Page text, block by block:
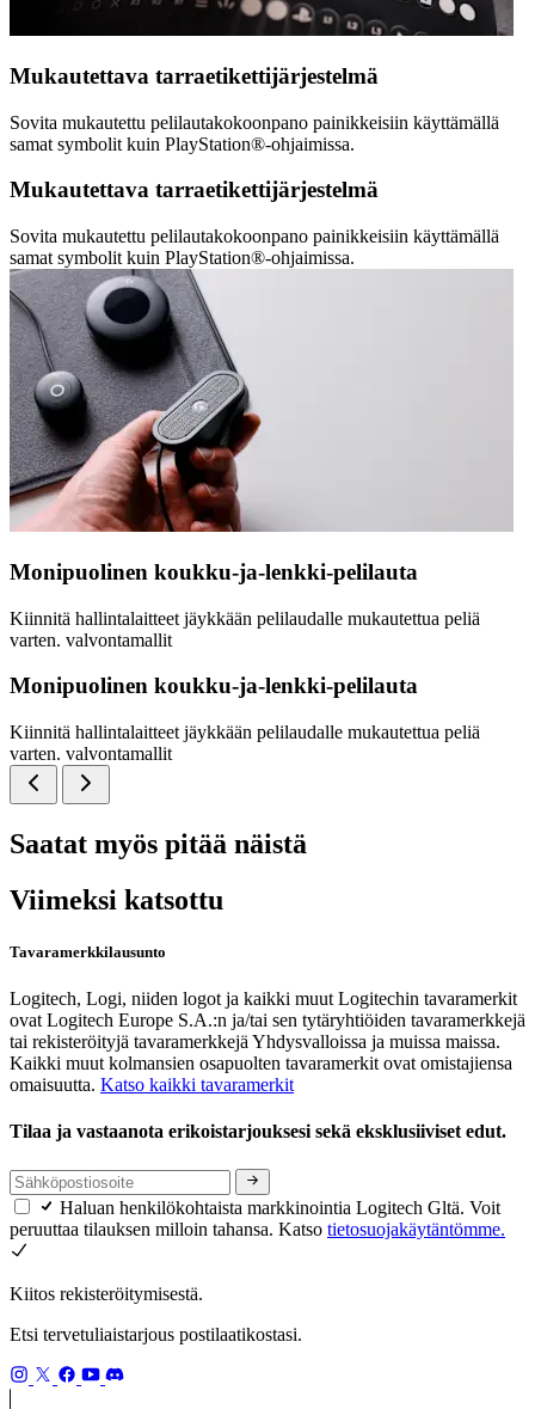
Mukautettava tarraetikettijärjestelmä
Sovita mukautettu pelilautakokoonpano painikkeisiin käyttämällä
samat symbolit kuin PlayStation®-ohjaimissa.
Mukautettava tarraetikettijärjestelmä
Sovita mukautettu pelilautakokoonpano painikkeisiin käyttämällä
samat symbolit kuin PlayStation®-ohjaimissa.
Monipuolinen koukku-ja-lenkki-pelilauta
Kiinnitä hallintalaitteet jäykkään pelilaudalle mukautettua peliä
varten. valvontamallit
Monipuolinen koukku-ja-lenkki-pelilauta
Kiinnitä hallintalaitteet jäykkään pelilaudalle mukautettua peliä
varten. valvontamallit
Saatat myös pitää näistä
Viimeksi katsottu
Tavaramerkkilausunto
Logitech, Logi, niiden logot ja kaikki muut Logitechin tavaramerkit
ovat Logitech Europe S.A.:n ja/tai sen tytäryhtiöiden tavaramerkkejä
tai rekisteröityjä tavaramerkkejä Yhdysvalloissa ja muissa maissa.
Kaikki muut kolmansien osapuolten tavaramerkit ovat omistajiensa
omaisuutta. Katso kaikki tavaramerkit
Tilaa ja vastaanota erikoistarjouksesi sekä eksklusiiviset edut.
Haluan henkilökohtaista markkinointia Logitech Gltä. Voit
peruuttaa tilauksen milloin tahansa. Katso tietosuojakäytäntömme.
Kiitos rekisteröitymisestä.
Etsi tervetuliaistarjous postilaatikostasi.